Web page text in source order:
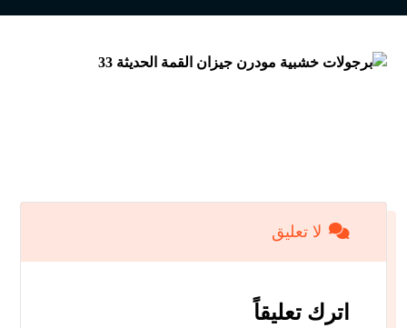
لا تعليق
اترك تعليقاً